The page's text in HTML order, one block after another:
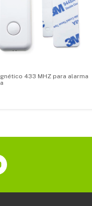
433 MHZ para alarma